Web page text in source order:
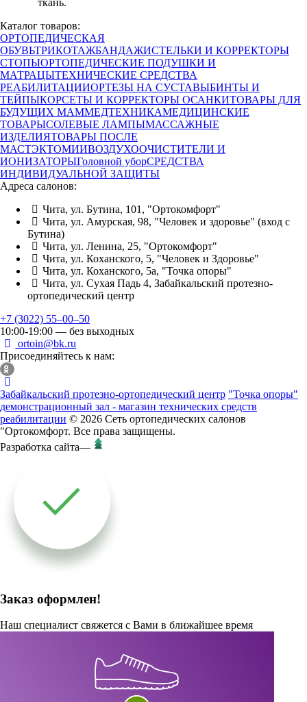
Каталог товаров:
ОРТОПЕДИЧЕСКАЯ
ОБУВЬТРИКОТАЖБАНДАЖИСТЕЛЬКИ И КОРРЕКТОРЫ
СТОПЫОРТОПЕДИЧЕСКИЕ ПОДУШКИ И
МАТРАЦЫТЕХНИЧЕСКИЕ СРЕДСТВА
РЕАБИЛИТАЦИИОРТЕЗЫ НА СУСТАВЫБИНТЫ И
ТЕЙПЫКОРСЕТЫ И КОРРЕКТОРЫ ОСАНКИТОВАРЫ ДЛЯ
БУДУЩИХ МАММЕДТЕХНИКАМЕДИЦИНСКИЕ
ТОВАРЫСОЛЕВЫЕ ЛАМПЫМАССАЖНЫЕ
ИЗДЕЛИЯТОВАРЫ ПОСЛЕ
МАСТЭКТОМИИВОЗДУХООЧИСТИТЕЛИ И
ИОНИЗАТОРЫГоловной уборСРЕДСТВА
ИНДИВИДУАЛЬНОЙ ЗАЩИТЫ
Адреса салонов:
Чита, ул. Бутина, 101, "Ортокомфорт"
Чита, ул. Амурская, 98, "Человек и здоровье" (вход с
Бутина)
Чита, ул. Ленина, 25, "Ортокомфорт"
Чита, ул. Коханского, 5, "Человек и Здоровье"
Чита, ул. Коханского, 5а, "Точка опоры"
Чита, ул. Сухая Падь 4, Забайкальский протезно-
ортопедический центр
+7 (3022) 55‒00‒50
10:00-19:00 — без выходных
ortoin@bk.ru
Присоединяйтесь к нам:
Забайкальский протезно-ортопедический центр "Точка опоры"
демонстрационный зал - магазин технических средств
реабилитации © 2026 Сеть ортопедических салонов
"Ортокомфорт. Все права защищены.
Разработка сайта—
Заказ оформлен!
Наш специалист свяжется с Вами в ближайшее время